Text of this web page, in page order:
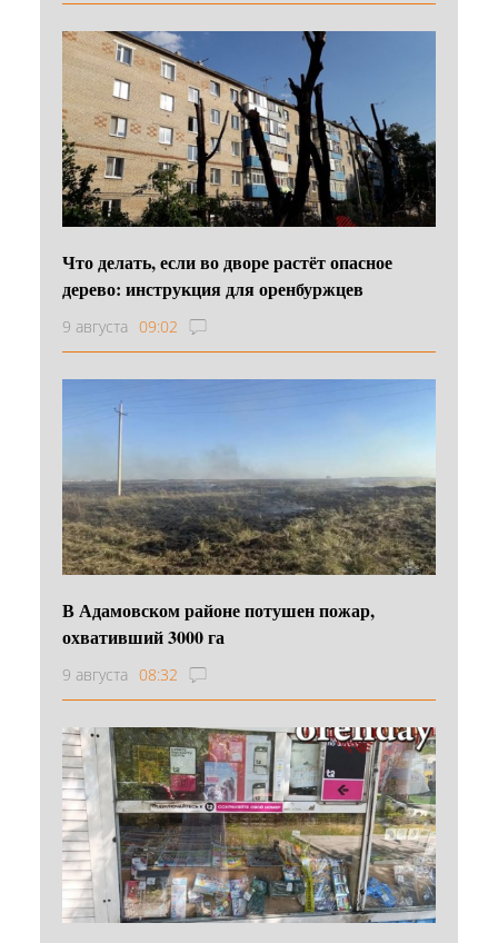
Что делать, если во дворе растёт опасное
дерево: инструкция для оренбуржцев
9 августа 09:02
В Адамовском районе потушен пожар,
охвативший 3000 га
9 августа 08:32